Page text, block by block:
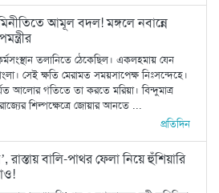
আমূল বদল! মঙ্গলে নবান্নে
তলানিতে ঠেকেছিল। একলহমায় যেন
সেই ক্ষতি মেরামত সময়সাপেক্ষ নিঃসন্দেহে।
আলোর গতিতে তা করতে মরিয়া। বিন্দুমাত্র
শিল্পক্ষেত্রে জোয়ার আনতে ...
প্রতিদিন
বালি-পাথর ফেলা নিয়ে হুঁশিয়ারি